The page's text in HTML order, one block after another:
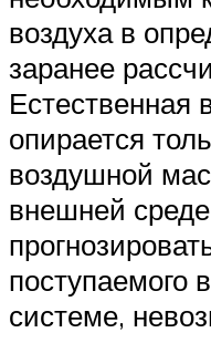
воздуха в
заранее
Естественная
опирается
воздушной
внешней
поступаемого
системе,